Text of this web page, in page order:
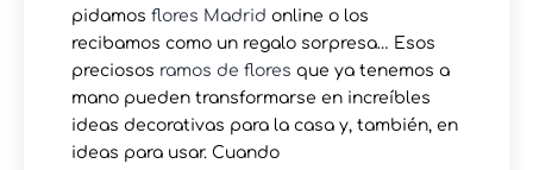
pidamos flores Madrid online o los
recibamos como un regalo sorpresa… Esos
preciosos ramos de flores que ya tenemos a
mano pueden transformarse en increíbles
ideas decorativas para la casa y, también, en
ideas para usar. Cuando